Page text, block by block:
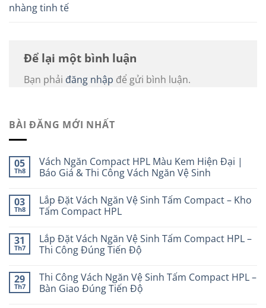
nhàng tinh tế
Để lại một bình luận
Bạn phải đăng nhập để gửi bình luận.
BÀI ĐĂNG MỚI NHẤT
05
Th8
Vách Ngăn Compact HPL Màu Kem Hiện Đại |
Báo Giá & Thi Công Vách Ngăn Vệ Sinh
03
Th8
Lắp Đặt Vách Ngăn Vệ Sinh Tấm Compact – Kho
Tấm Compact HPL
31
Th7
Lắp Đặt Vách Ngăn Vệ Sinh Tấm Compact HPL –
Thi Công Đúng Tiến Độ
29
Th7
Thi Công Vách Ngăn Vệ Sinh Tấm Compact HPL –
Bàn Giao Đúng Tiến Độ